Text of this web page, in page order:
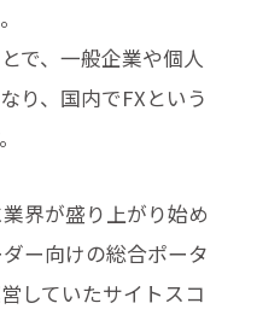
で、一般企業や個人
り、国内でFXという
界が盛り上がり始め
ー向けの総合ポータ
していたサイトスコ